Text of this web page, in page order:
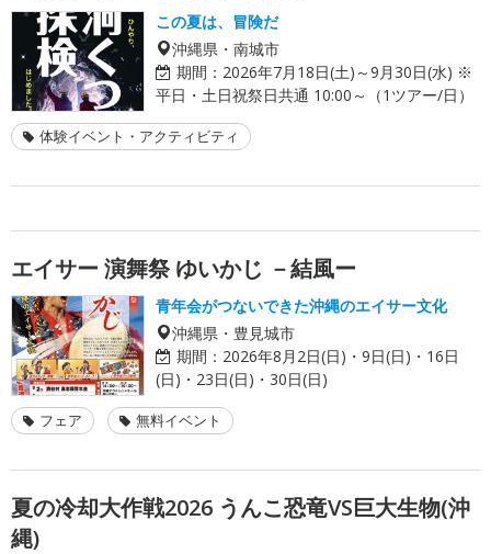
この夏は、冒険だ
沖縄県・南城市
期間： 2026年7月18日(土)～9月30日(水) ※
平日・土日祝祭日共通 10:00～（1ツアー/日）
体験イベント・アクティビティ
エイサー 演舞祭 ゆいかじ －結風ー
青年会がつないできた沖縄のエイサー文化
沖縄県・豊見城市
期間： 2026年8月2日(日)・9日(日)・16日
(日)・23日(日)・30日(日)
フェア 無料イベント
夏の冷却大作戦2026 うんこ恐竜VS巨大生物(沖
縄)